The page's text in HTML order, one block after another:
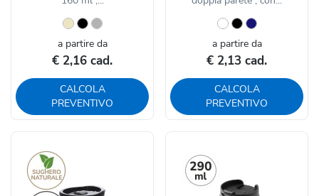
a partire da
€ 2,16 cad.
CALCOLA
PREVENTIVO
a partire da
€ 2,13 cad.
CALCOLA
PREVENTIVO